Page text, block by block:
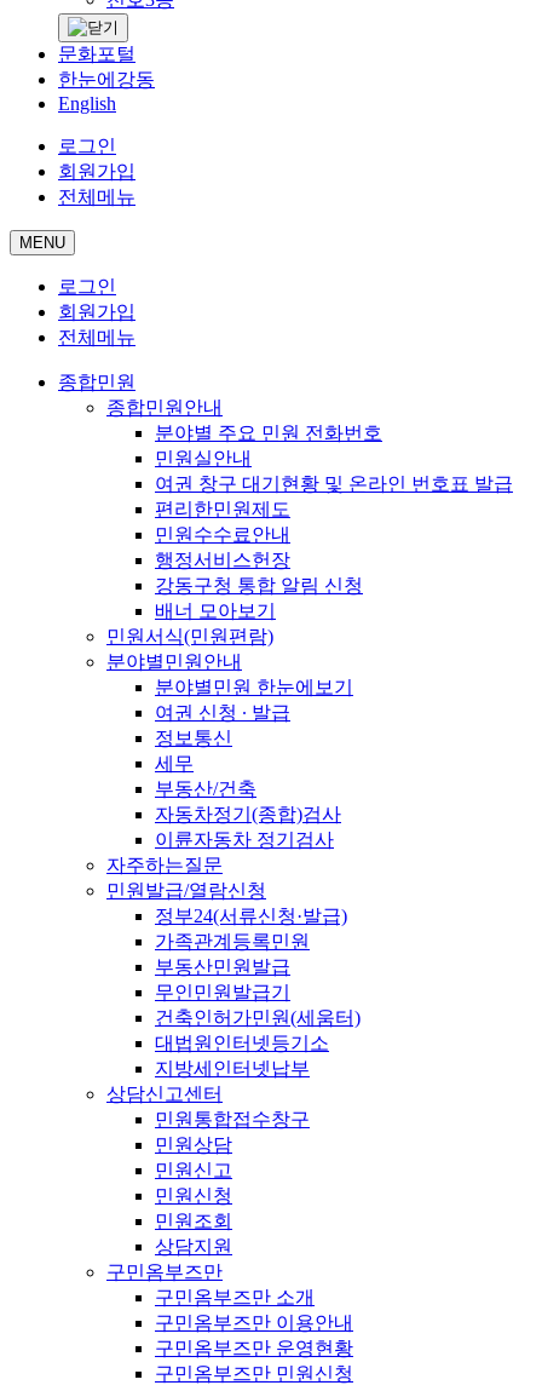
문화포털
한눈에강동
English
로그인
회원가입
전체메뉴
MENU
로그인
회원가입
전체메뉴
종합민원
종합민원안내
분야별 주요 민원 전화번호
민원실안내
여권 창구 대기현황 및 온라인 번호표 발급
편리한민원제도
민원수수료안내
행정서비스헌장
강동구청 통합 알림 신청
배너 모아보기
민원서식(민원편람)
분야별민원안내
분야별민원 한눈에보기
여권 신청 ∙ 발급
정보통신
세무
부동산/건축
자동차정기(종합)검사
이륜자동차 정기검사
자주하는질문
민원발급/열람신청
정부24(서류신청·발급)
가족관계등록민원
부동산민원발급
무인민원발급기
건축인허가민원(세움터)
대법원인터넷등기소
지방세인터넷납부
상담신고센터
민원통합접수창구
민원상담
민원신고
민원신청
민원조회
상담지원
구민옴부즈만
구민옴부즈만 소개
구민옴부즈만 이용안내
구민옴부즈만 운영현황
구민옴부즈만 민원신청